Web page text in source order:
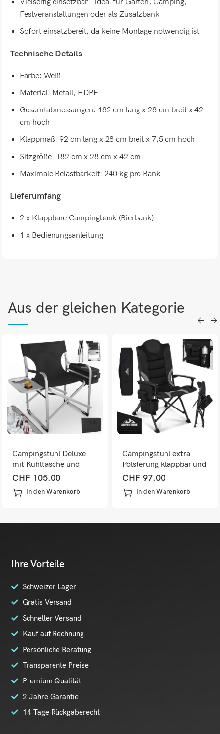
Vielseitig einsetzbar – ideal für Garten, Camping,
Festveranstaltungen oder als Zusatzbank
Sofort einsatzbereit, da keine Montage notwendig ist
Technische Details
Farbe: Weiß
Material: Metall, HDPE
Gesamtabmessungen: 182 cm lang x 28 cm breit x 42
cm hoch
Klappmaß: 92 cm lang x 28 cm breit x 7,5 cm hoch
Sitzgröße: 182 cm x 28 cm x 42 cm
Maximale Belastbarkeit: 240 kg pro Bank
Lieferumfang
2 x Klappbare Campingbank (Bierbank)
1 x Bedienungsanleitung
Aus der gleichen Kategorie
Campingstuhl Deluxe
mit Kühltasche und
Tisch Schwarz
CHF 105.00
In den Warenkorb
Campingstuhl extra
Polsterung klappbar und
tragbar Grau-Schwarz
CHF 97.00
In den Warenkorb
Ihre Vorteile
Schweizer Lager
Gratis Versand
Schneller Versand
Kauf auf Rechnung
Persönliche Beratung
Transparente Preise
Premium Qualität
2 Jahre Garantie
14 Tage Rückgaberecht